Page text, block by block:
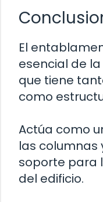
El
esencial de
que tiene
como
Actúa como
las columnas
soporte para
del edificio.